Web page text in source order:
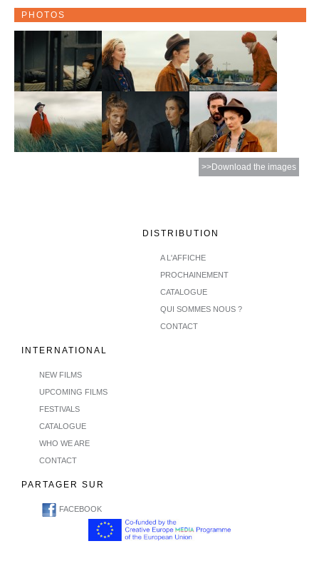
PHOTOS
>>Download the images
DISTRIBUTION
A L'AFFICHE
PROCHAINEMENT
CATALOGUE
QUI SOMMES NOUS ?
CONTACT
INTERNATIONAL
NEW FILMS
UPCOMING FILMS
FESTIVALS
CATALOGUE
WHO WE ARE
CONTACT
PARTAGER SUR
FACEBOOK